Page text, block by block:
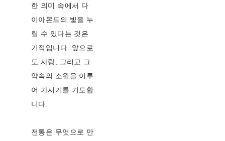
한 의미 속에서 다
이아몬드의 빛을 누
릴 수 있다는 것은
기적입니다. 앞으로
도 사랑, 그리고 그
약속의 소원을 이루
어 가시기를 기도합
니다.
전통은 무엇으로 만